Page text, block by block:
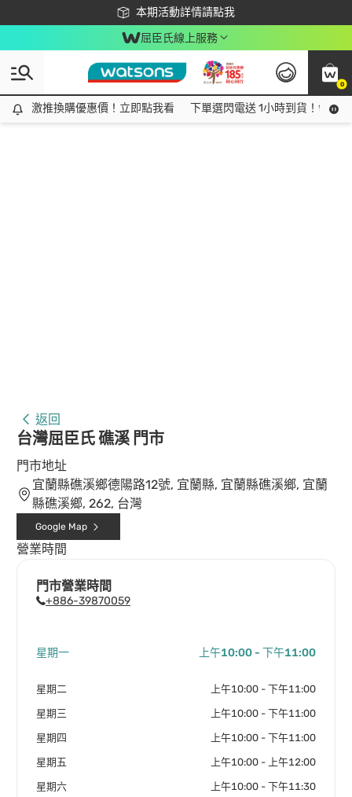
本期活動詳情請點我
下載app最高回饋$350
屈臣氏線上服務
0
激推換購優惠價！立即點我看
激推換購優惠價！立即點我看 下單選閃電送 1小時到貨！領神
返回
台灣屈臣氏 礁溪 門市
門市地址
宜蘭縣礁溪鄉德陽路12號, 宜蘭縣, 宜蘭縣礁溪鄉, 宜蘭
縣礁溪鄉, 262, 台灣
Google Map
營業時間
門市營業時間
+886-39870059
星期一 上午10:00 - 下午11:00
星期二 上午10:00 - 下午11:00
星期三 上午10:00 - 下午11:00
星期四 上午10:00 - 下午11:00
星期五 上午10:00 - 上午12:00
星期六 上午10:00 - 下午11:30